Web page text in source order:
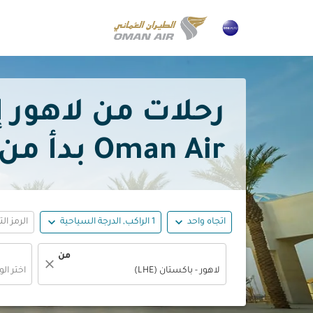
رحلات من لاهور
Oman Air بدأ من
اتجاه واحد expand_more 1 الراكب, الدرجة السياحية expand_more الرمز
من
close